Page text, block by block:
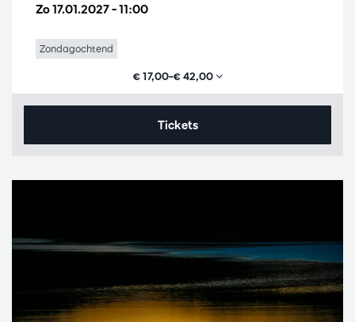
Zo 17.01.2027– 11:00
Zondagochtend
€ 17,00–€ 42,00
Tickets